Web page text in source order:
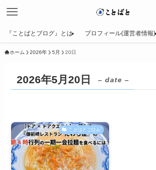
『ことばとブログ』とは プロフィール(運営者情報)
ホーム 2026年 5月 20日
2026年5月20日 – date –
ことばとごはん